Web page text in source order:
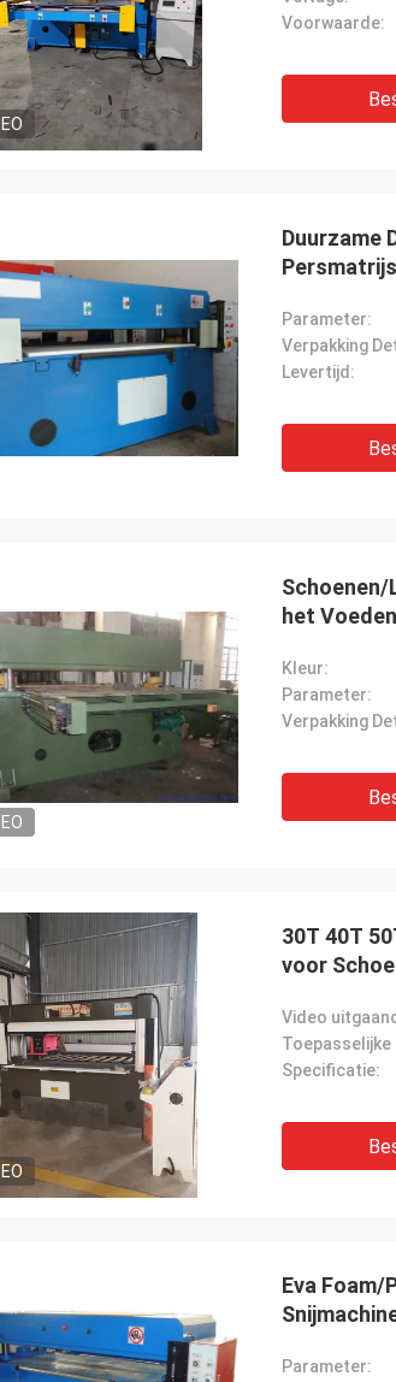
Voorwaarde:
Duurzame
Parameter:
Levertijd:
het
Kleur:
Parameter:
30T 40T
voor
Specificatie:
Eva
Parameter: